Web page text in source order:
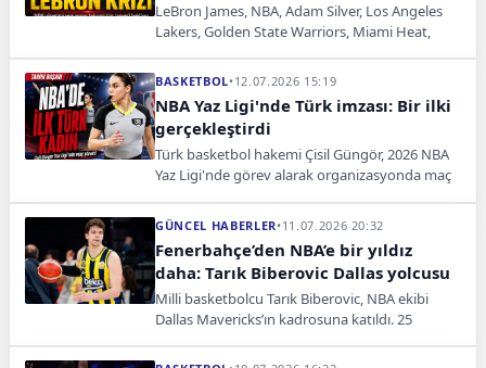
LeBron James, NBA, Adam Silver, Los Angeles
Lakers, Golden State Warriors, Miami Heat,
fikstürü, transfer
BASKETBOL•12.07.2026 15:19
NBA Yaz Ligi'nde Türk imzası: Bir ilki
gerçekleştirdi
Türk basketbol hakemi Çisil Güngör, 2026 NBA
Yaz Ligi'nde görev alarak organizasyonda maç
GÜNCEL HABERLER•11.07.2026 20:32
Fenerbahçe’den NBA’e bir yıldız
daha: Tarık Biberovic Dallas yolcusu
Milli basketbolcu Tarık Biberovic, NBA ekibi
Dallas Mavericks’ın kadrosuna katıldı. 25